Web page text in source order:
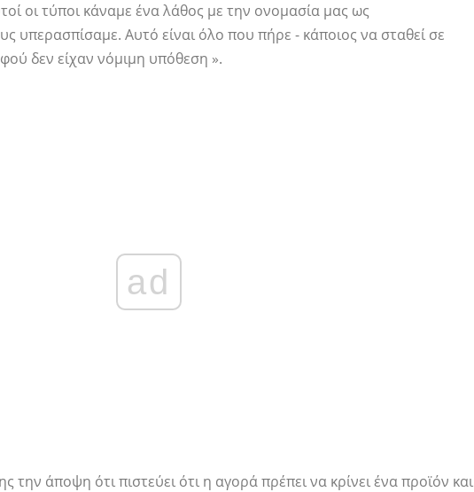
οι τύποι κάναμε ένα λάθος με την ονομασία μας ως
υπερασπίσαμε. Αυτό είναι όλο που πήρε - κάποιος να σταθεί σε
δεν είχαν νόμιμη υπόθεση ».
ad
την άποψη ότι πιστεύει ότι η αγορά πρέπει να κρίνει ένα προϊόν και